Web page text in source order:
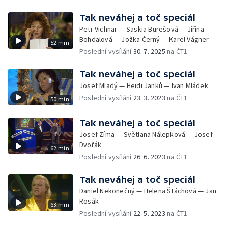
52 min
Tak neváhej a toč speciál
Petr Vichnar — Saskia Burešová — Jiřina
Bohdalová — Jožka Černý — Karel Vágner
Poslední vysílání30. 7. 2025 na ČT1
50 min
Tak neváhej a toč speciál
Josef Mladý — Heidi Janků — Ivan Mládek
Poslední vysílání 23. 3. 2023 na ČT1
62 min
Tak neváhej a toč speciál
Josef Zíma — Světlana Nálepková — Josef
Dvořák
Poslední vysílání 26. 6. 2023 na ČT1
63 min
Tak neváhej a toč speciál
Daniel Nekonečný — Helena Štáchová — Jan
Rosák
Poslední vysílání 22. 5. 2023 na ČT1